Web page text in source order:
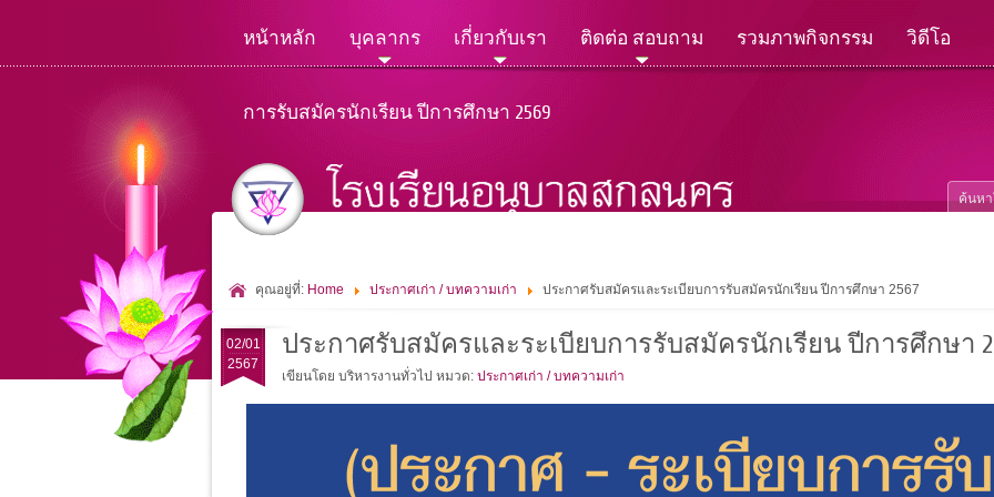
หน้าหลัก บุคลากร เกี่ยวกับเรา ติดต่อ สอบถาม รวมภาพกิจกรรม วิดีโอ
การรับสมัครนักเรียน ปีการศึกษา 2569
คุณอยู่ที่: Home ประกาศเก่า / บทความเก่า ประกาศรับสมัครและระเบียบการรับสมัครนักเรียน ปีการศึกษา 2567
02/01
2567
ประกาศรับสมัครและระเบียบการรับสมัครนักเรียน ปีการศึกษา
เขียนโดย บริหารงานทั่วไป หมวด: ประกาศเก่า / บทความเก่า